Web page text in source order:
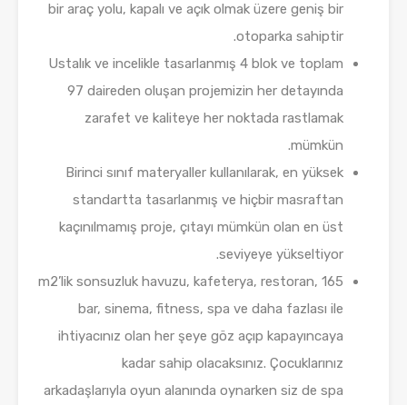
bir araç yolu, kapalı ve açık olmak üzere geniş bir
otoparka sahiptir.
Ustalık ve incelikle tasarlanmış 4 blok ve toplam
97 daireden oluşan projemizin her detayında
zarafet ve kaliteye her noktada rastlamak
mümkün.
Birinci sınıf materyaller kullanılarak, en yüksek
standartta tasarlanmış ve hiçbir masraftan
kaçınılmamış proje, çıtayı mümkün olan en üst
seviyeye yükseltiyor.
165 m2’lik sonsuzluk havuzu, kafeterya, restoran,
bar, sinema, fitness, spa ve daha fazlası ile
ihtiyacınız olan her şeye göz açıp kapayıncaya
kadar sahip olacaksınız. Çocuklarınız
arkadaşlarıyla oyun alanında oynarken siz de spa